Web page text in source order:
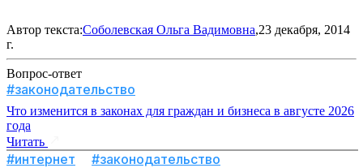
Автор текста:Соболевская Ольга Вадимовна,23 декабря, 2014
г.
Вопрос-ответ
#законодательство
Что изменится в законах для граждан и бизнеса в августе 2026
года
Читать
#интернет #законодательство